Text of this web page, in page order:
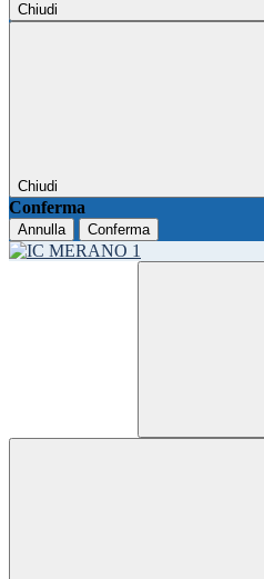
Chiudi
Chiudi
Conferma
Annulla Conferma